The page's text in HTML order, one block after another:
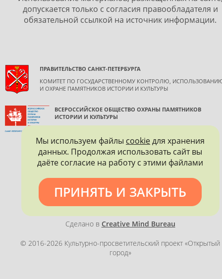
допускается только с согласия правообладателя и
обязательной ссылкой на источник информации.
ПРАВИТЕЛЬСТВО САНКТ-ПЕТЕРБУРГА
КОМИТЕТ ПО ГОСУДАРСТВЕННОМУ КОНТРОЛЮ,
И ОХРАНЕ ПАМЯТНИКОВ ИСТОРИИ И КУЛЬТУРЫ
ВСЕРОССИЙСКОЕ ОБЩЕСТВО ОХРАНЫ ПАМЯТНИКОВ
ИСТОРИИ И КУЛЬТУРЫ
Политика конфиденциальности
Сделано в Creative Mind Bureau
© 2016-2026 Культурно-просветительский проект «Открытый
город»
Мы используем файлы cookieдля хранения
данных. Продолжая использовать сайт вы
даёте согласие на работу с этими файлами
ПРИНЯТЬ И ЗАКРЫТЬ